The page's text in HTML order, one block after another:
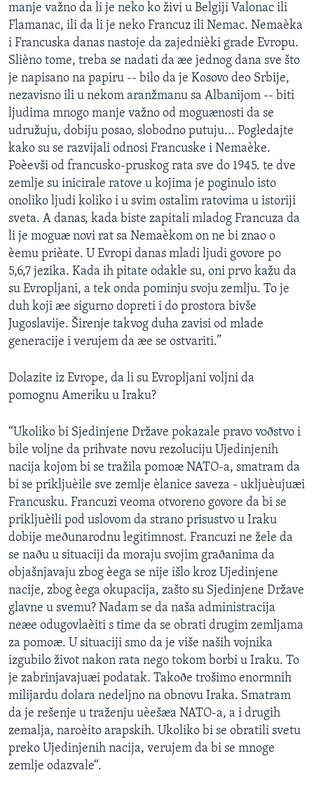
manje važno da li je neko ko živi u Belgiji Valonac ili
Flamanac, ili da li je neko Francuz ili Nemac. Nemaèka
i Francuska danas nastoje da zajednièki grade Evropu.
Slièno tome, treba se nadati da æe jednog dana sve što
je napisano na papiru -- bilo da je Kosovo deo Srbije,
nezavisno ili u nekom aranžmanu sa Albanijom -- biti
ljudima mnogo manje važno od moguænosti da se
udružuju, dobiju posao, slobodno putuju... Pogledajte
kako su se razvijali odnosi Francuske i Nemaèke.
Poèevši od francusko-pruskog rata sve do 1945. te dve
zemlje su inicirale ratove u kojima je poginulo isto
onoliko ljudi koliko i u svim ostalim ratovima u istoriji
sveta. A danas, kada biste zapitali mladog Francuza da
li je moguæ novi rat sa Nemaèkom on ne bi znao o
èemu prièate. U Evropi danas mladi ljudi govore po
5,6,7 jezika. Kada ih pitate odakle su, oni prvo kažu da
su Evropljani, a tek onda pominju svoju zemlju. To je
duh koji æe sigurno dopreti i do prostora bivše
Jugoslavije. Širenje takvog duha zavisi od mlade
generacije i verujem da æe se ostvariti.”
Dolazite iz Evrope, da li su Evropljani voljni da
pomognu Ameriku u Iraku?
“Ukoliko bi Sjedinjene Države pokazale pravo voðstvo i
bile voljne da prihvate novu rezoluciju Ujedinjenih
nacija kojom bi se tražila pomoæ NATO-a, smatram da
bi se prikljuèile sve zemlje èlanice saveza - ukljuèujuæi
Francusku. Francuzi veoma otvoreno govore da bi se
prikljuèili pod uslovom da strano prisustvo u Iraku
dobije meðunarodnu legitimnost. Francuzi ne žele da
se naðu u situaciji da moraju svojim graðanima da
objašnjavaju zbog èega se nije išlo kroz Ujedinjene
nacije, zbog èega okupacija, zašto su Sjedinjene Države
glavne u svemu? Nadam se da naša administracija
neæe odugovlaèiti s time da se obrati drugim zemljama
za pomoæ. U situaciji smo da je više naših vojnika
izgubilo život nakon rata nego tokom borbi u Iraku. To
je zabrinjavajuæi podatak. Takoðe trošimo enormnih
milijardu dolara nedeljno na obnovu Iraka. Smatram
da je rešenje u traženju uèešæa NATO-a, a i drugih
zemalja, naroèito arapskih. Ukoliko bi se obratili svetu
preko Ujedinjenih nacija, verujem da bi se mnoge
zemlje odazvale“.